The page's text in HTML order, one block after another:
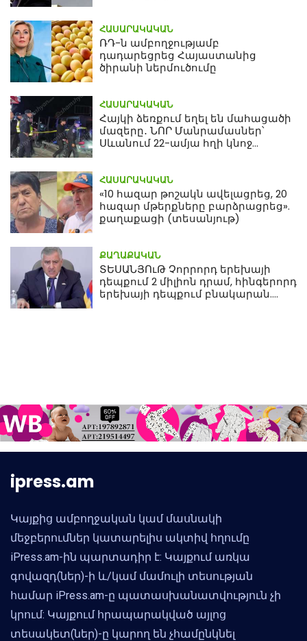
ՀԱՍԱՐԱԿԱԿԱՆ
ՌԴ-ն ամբողջությամբ
դադարեցրեց Հայաստանից
ծիրանի ներմուծումը
ՀԱՍԱՐԱԿԱԿԱՆ
Հայկի ձեռքում եղել են մահացածի
մազերը․ ՆՈՐ Մանրամասներ՝
Սևանում 22-ամյա հղի կնոջ
ՀԱՍԱՐԱԿԱԿԱՆ
«10 հազար թոշակն ավելացրեց, 20
հազար մթերքները բարձրացրեց».
քաղաքացի (տեսանյութ)
ՔԱՂԱՔԱԿԱՆ
ՏԵՍԱՆՅՈւԹ Չորրորդ երեխայի
դեպքում 2 միլիոն դրամ, հինգերորդ
երեխայի դեպքում բնակարան.
ipress.am
Կայքից ամբողջական կամ մասնակի
մեջբերումներ կատարելիս ակտիվ հղումը
iPress.am-ին պարտադիր է: Կայքում առկա
գովազդ(ներ)-ի և/կամ մամուլի տեսության
համար iPress.am-ը պատասխանատվություն չի
կրում: Կայքում հրապարակված այլոց
տեսակետ(ներ)-ը կարող են չհամընկնել